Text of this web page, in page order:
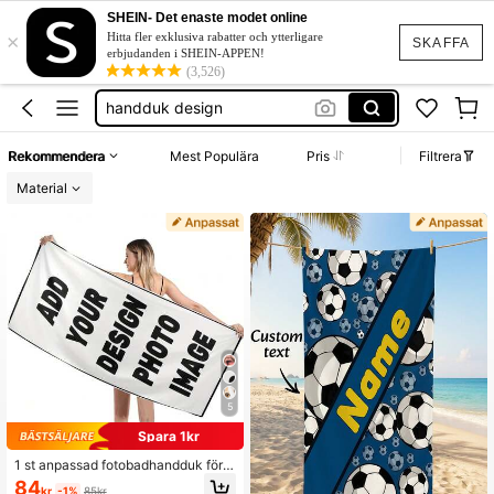
SKAFFA
×
SHEIN- Det enaste modet online
Hitta fler exklusiva rabatter och ytterligare
erbjudanden i SHEIN-APPEN!
(3,526)
handduk
personlig handduk
handduk design
handduk med bild
Rekommendera Mest Populära Pris
Filtrera
Material
5
Spara 1kr
1 st anpassad fotobadhandduk för s
tranden – extra stor mjuk mikrofiber
84kr -1% 85kr